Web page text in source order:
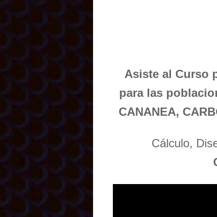
Asiste al Curso
para las
CANANEA,
Cálculo,